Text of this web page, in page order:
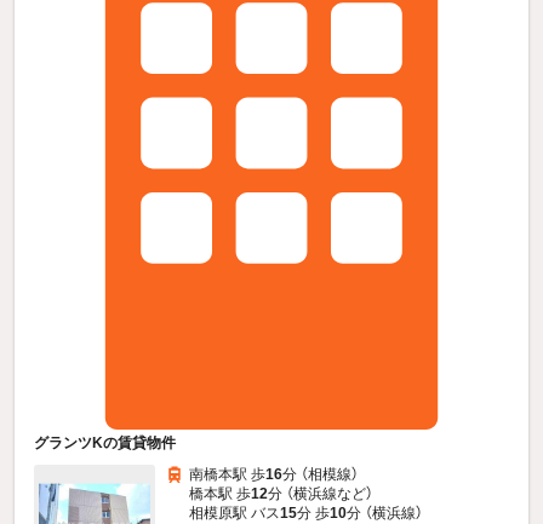
グランツKの賃貸物件
南橋本駅 歩16分 （相模線）
橋本駅 歩12分 （横浜線など）
相模原駅 バス15分 歩10分 （横浜線）